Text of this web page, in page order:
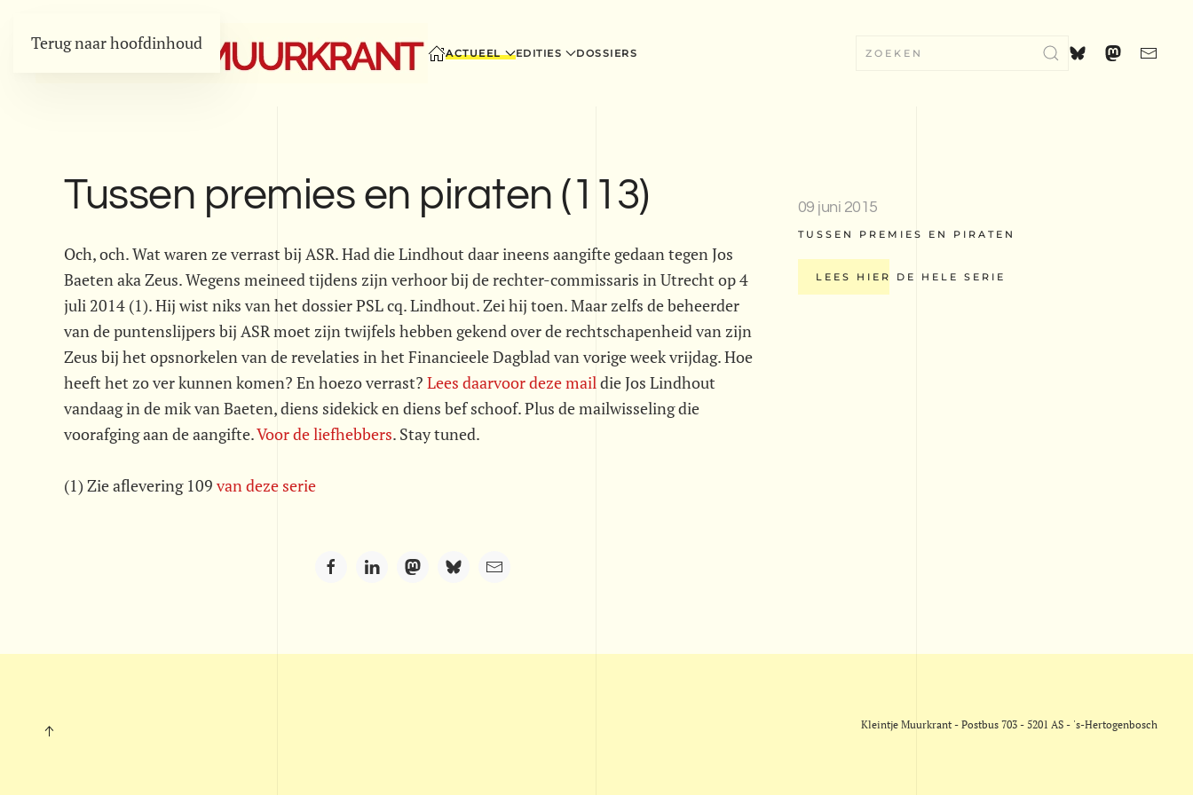
Terug naar hoofdinhoud ACTUEEL EDITIES DOSSIERS
Tussen premies en piraten (113)
Och, och. Wat waren ze verrast bij ASR. Had die Lindhout daar ineens aangifte gedaan tegen Jos
Baeten aka Zeus. Wegens meineed tijdens zijn verhoor bij de rechter-commissaris in Utrecht op 4
juli 2014 (1). Hij wist niks van het dossier PSL cq. Lindhout. Zei hij toen. Maar zelfs de beheerder
van de puntenslijpers bij ASR moet zijn twijfels hebben gekend over de rechtschapenheid van zijn
Zeus bij het opsnorkelen van de revelaties in het Financieele Dagblad van vorige week vrijdag. Hoe
heeft het zo ver kunnen komen? En hoezo verrast? Lees daarvoor deze maildie Jos Lindhout
vandaag in de mik van Baeten, diens sidekick en diens bef schoof. Plus de mailwisseling die
voorafging aan de aangifte.Voor de liefhebbers. Stay tuned.
(1) Zie aflevering 109 van deze serie
09 juni 2015
TUSSEN PREMIES EN PIRATEN
LEES HIER DE HELE SERIE
Kleintje Muurkrant - Postbus 703 - 5201 AS - 's-Hertogenbosch